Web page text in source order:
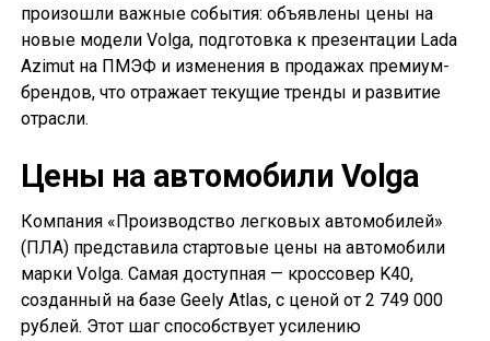
произошли важные события: объявлены цены на
новые модели Volga, подготовка к презентации Lada
Azimut на ПМЭФ и изменения в продажах премиум-
брендов, что отражает текущие тренды и развитие
отрасли.
Цены на автомобили Volga
Компания «Производство легковых автомобилей»
(ПЛА) представила стартовые цены на автомобили
марки Volga. Самая доступная — кроссовер K40,
созданный на базе Geely Atlas, с ценой от 2 749 000
рублей. Этот шаг способствует усилению